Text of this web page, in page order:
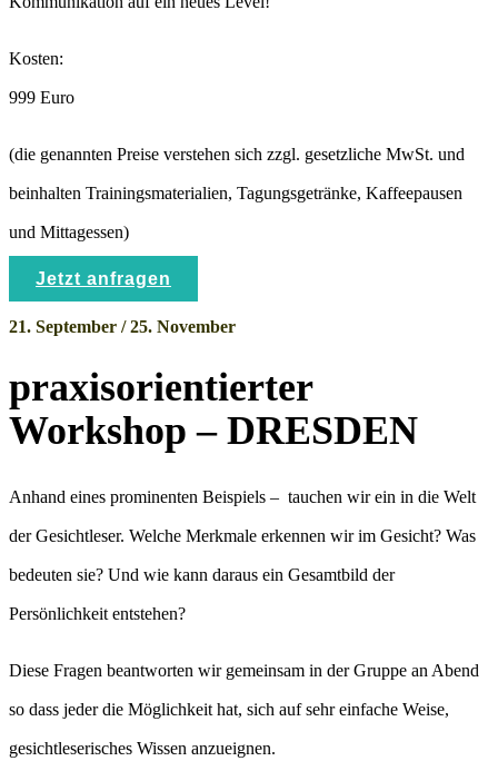
Kosten:
999 Euro
(die genannten Preise verstehen sich zzgl. gesetzliche MwSt. und
beinhalten Trainingsmaterialien, Tagungsgetränke, Kaffeepausen
und Mittagessen)
Jetzt anfragen
21. September / 25. November
praxisorientierter
Workshop – DRESDEN
Anhand eines prominenten Beispiels – tauchen wir ein in die Welt
der Gesichtleser. Welche Merkmale erkennen wir im Gesicht? Was
bedeuten sie? Und wie kann daraus ein Gesamtbild der
Persönlichkeit entstehen?
Diese Fragen beantworten wir gemeinsam in der Gruppe an Abend
so dass jeder die Möglichkeit hat, sich auf sehr einfache Weise,
gesichtleserisches Wissen anzueignen.